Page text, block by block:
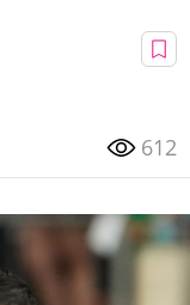
612